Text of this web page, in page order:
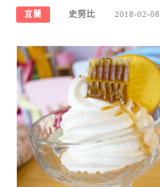
宜蘭 史努比 2018-02-08